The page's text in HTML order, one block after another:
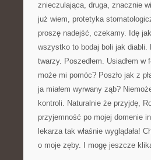
znieczulająca, druga, znacznie
już wiem, protetyka
proszę nadejść, czekamy. Idę
wszystko to bodaj boli jak diabli.
twarzy. Poszedłem. Usiadłem
może mi pomóc? Poszło jak z
ja miałem wyrwany ząb?
kontroli. Naturalnie że przyjdę,
przyjemność po mojej domenie
lekarza tak właśnie wyglądała!
o moje zęby. I mogę jeszcze